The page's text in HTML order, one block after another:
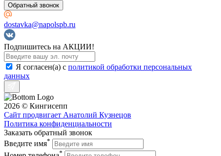
Обратный звонок
dostavka@napolspb.ru
Подпишитесь на АКЦИИ!
Я согласен(a) с политикой обработки персональных
данных
2026 © Кингисепп
Сайт продвигает Анатолий Кузнецов
Политика конфиденциальности
Заказать обратный звонок
Введите имя*
*